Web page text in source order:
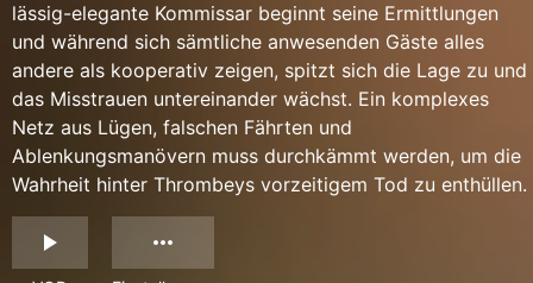
lässig-elegante Kommissar beginnt seine Ermittlungen
und während sich sämtliche anwesenden Gäste alles
andere als kooperativ zeigen, spitzt sich die Lage zu und
das Misstrauen untereinander wächst. Ein komplexes
Netz aus Lügen, falschen Fährten und
Ablenkungsmanövern muss durchkämmt werden, um die
Wahrheit hinter Thrombeys vorzeitigem Tod zu enthüllen.